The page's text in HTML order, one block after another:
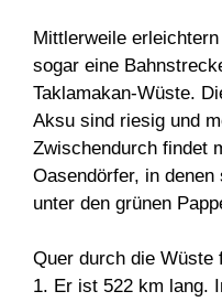
Mittlerweile
sogar eine
Taklamakan-Wüste.
Aksu sind riesig und
Zwischendurch findet
Oasendörfer, in
unter den grünen
Quer durch die Wüste
1. Er ist 522 km lang.